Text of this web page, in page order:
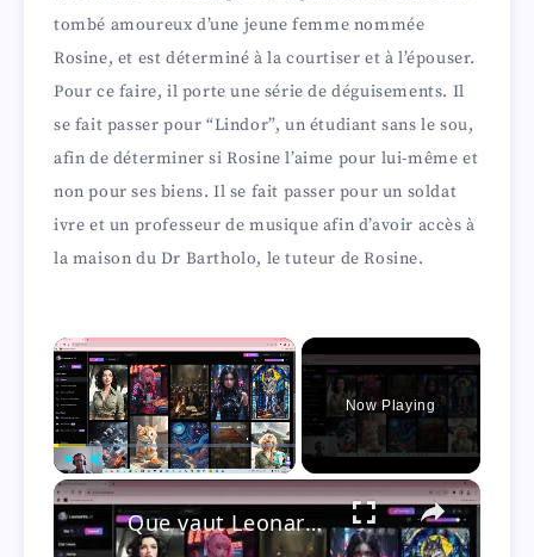
tombé amoureux d’une jeune femme nommée
Rosine, et est déterminé à la courtiser et à l’épouser.
Pour ce faire, il porte une série de déguisements. Il
se fait passer pour “Lindor”, un étudiant sans le sou,
afin de déterminer si Rosine l’aime pour lui-même et
non pour ses biens. Il se fait passer pour un soldat
ivre et un professeur de musique afin d’avoir accès à
la maison du Dr Bartholo, le tuteur de Rosine.
×
Play Unmute
Now Playing
×
Que vaut Leonardo.AI en matière de génération d'images ?